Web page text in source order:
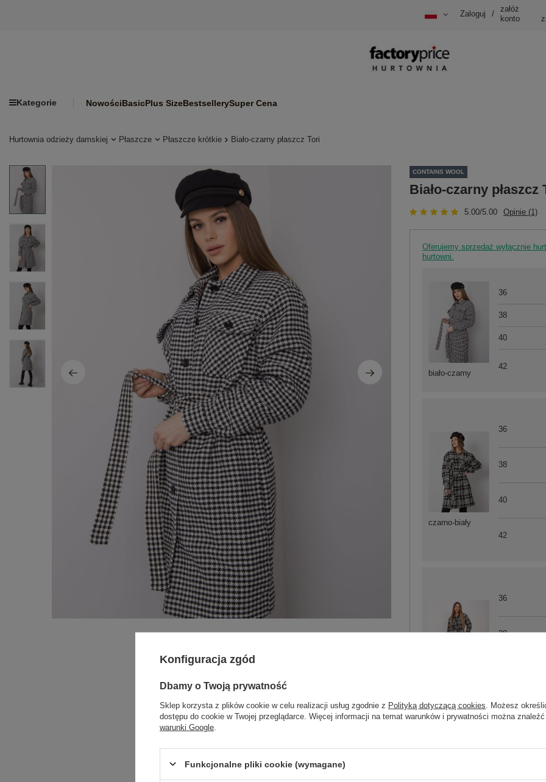
Zaloguj /
załóż
konto
Kategorie NowościBasicPlus SizeBestsellerySuper Cena
Hurtownia odzieży damskiej Płaszcze Płaszcze krótkie Biało-czarny płaszcz Tori
CONTAINS WOOL
Biało-czarny płaszcz
5.00/5.00 Opinie (1)
Oferujemy sprzedaż wyłącznie
hurtowni.
czarno-biały
36
38
40
42
36
38
42
biało-czarny
36
38
40
42
Konfiguracja zgód
Dbamy o Twoją prywatność
Sklep korzysta z plików cookie w celu realizacji usług zgodnie z Polityką dotyczącą cookies . Możesz
dostępu do cookie w Twojej przeglądarce. Więcej informacji na temat warunków i prywatności można
warunki Google
Funkcjonalne pliki cookie (wymagane)